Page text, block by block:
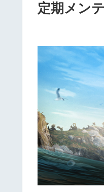
定期メン